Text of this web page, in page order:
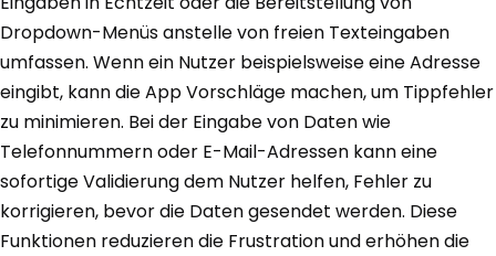
Dropdown-Menüs anstelle von freien Texteingaben
umfassen. Wenn ein Nutzer beispielsweise eine Adresse
eingibt, kann die App Vorschläge machen, um Tippfehler
zu minimieren. Bei der Eingabe von Daten wie
Telefonnummern oder E-Mail-Adressen kann eine
sofortige Validierung dem Nutzer helfen, Fehler zu
korrigieren, bevor die Daten gesendet werden. Diese
Funktionen reduzieren die Frustration und erhöhen die